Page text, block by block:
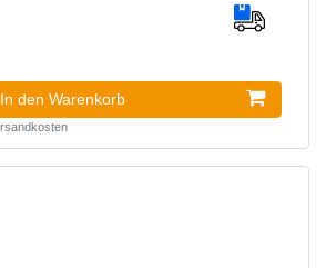
In den Warenkorb